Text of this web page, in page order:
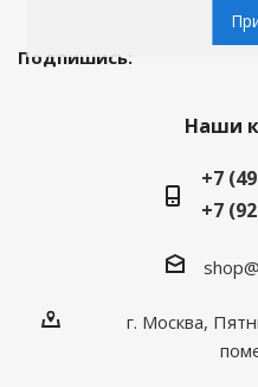
Подпишись:
Наши
+7
+7
г. Москва,